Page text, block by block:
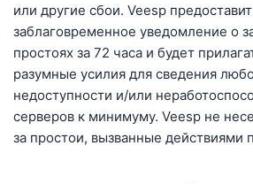
или другие сбои. Veesp
заблаговременное уведомление о
простоях за 72 часа и будет
разумные усилия для сведения
недоступности и/или
серверов к минимуму. Veesp не
за простои, вызванные действиями